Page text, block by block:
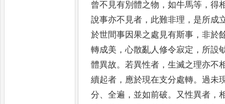
曾不見有別體之物 ，如牛馬等 ，得
說事亦不見者 ， 此難非理 ， 是所成
於世間事因果之處見有斯事 ，非於
轉成美 ，心散亂人修令寂定 ， 所設
體異故。若異性者 ，生滅之理亦不
續起者 ， 應於現在支分處轉。過未
分、全遍 ， 並如前破。 又性異者 ，